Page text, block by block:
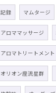
記録 マムタージ
アロママッサージ
アロマトリートメント
オリオン座流星群